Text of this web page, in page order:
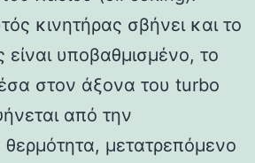
κινητήρας σβήνει και το
υποβαθμισμένο, το
στον άξονα του turbo
από την
μετατρεπόμενο